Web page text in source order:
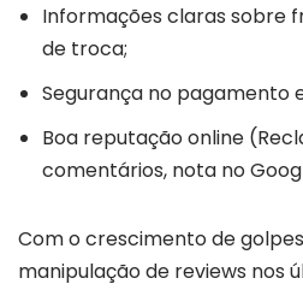
Informações claras sobre
de troca;
Segurança no pagamento
Boa reputação online
comentários, nota no
Com o crescimento de
manipulação de reviews nos